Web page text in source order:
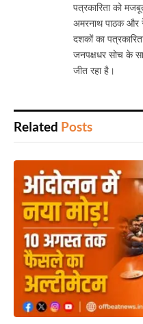
पत्रकारिता को
अमरनाथ पाठक और
दशकों का
जनपक्षधर सोच के
जीत रहा है।
Related Posts